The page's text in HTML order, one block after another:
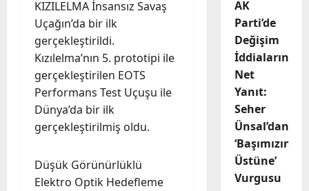
KIZILELMA İnsansız Savaş
Uçağın’da bir ilk
gerçekleştirildi.
Kızılelma’nın 5. prototipi ile
gerçekleştirilen EOTS
Performans Test Uçuşu ile
Dünya’da bir ilk
gerçekleştirilmiş oldu.
Düşük Görünürlüklü
Elektro Optik Hedefleme
AK
Parti’de
Değişim
İddialarına
Net
Yanıt:
Seher
Ünsal’dan
‘Başımızın
Üstüne’
Vurgusu